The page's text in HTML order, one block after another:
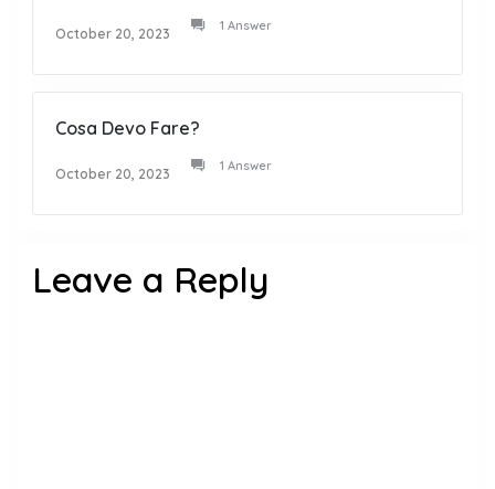
October 20, 2023 1 Answer
Cosa Devo Fare?
October 20, 2023 1 Answer
Leave a Reply